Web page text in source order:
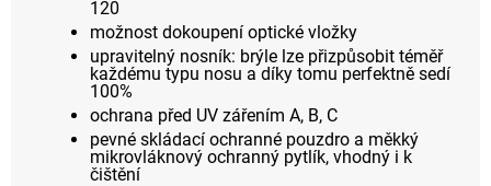
120
možnost dokoupení optické vložky
upravitelný nosník: brýle lze přizpůsobit téměř
každému typu nosu a díky tomu perfektně sedí
100%
ochrana před UV zářením A, B, C
pevné skládací ochranné pouzdro a měkký
mikrovláknový ochranný pytlík, vhodný i k
čištění